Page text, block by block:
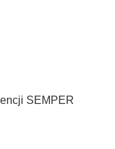
SEMPER